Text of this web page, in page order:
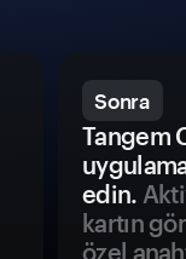
Sonra
Tangem
edin.
kartın
özel